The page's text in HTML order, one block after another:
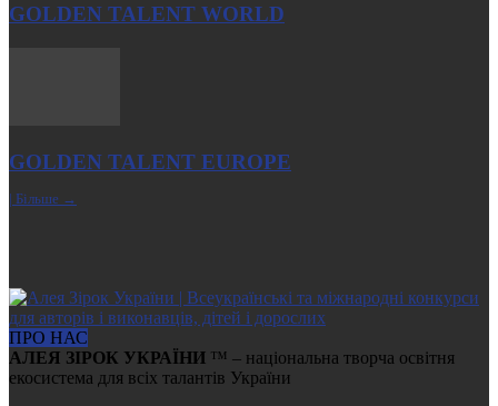
GOLDEN TALENT WORLD
GOLDEN TALENT EUROPE
| Більше →
ПРО НАС
АЛЕЯ ЗІРОК УКРАЇНИ ™ – національна творча освітня
екосистема для всіх талантів України